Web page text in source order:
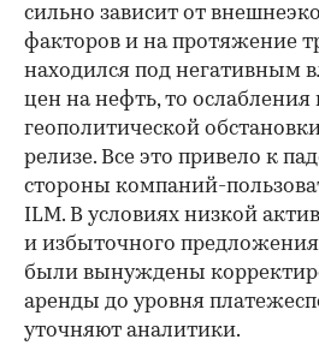
сильно зависит от
факторов и на протяжение
находился под негативным
цен на нефть, то ослабления
геополитической
релизе. Все это привело к
стороны компаний-
ILM. В условиях низкой
и избыточного
были вынуждены
аренды до уровня
уточняют аналитики.